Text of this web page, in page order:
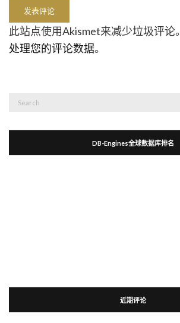
此站点使用Akismet来减少垃圾评论。
处理您的评论数据。
DB-Engines全球数据库排名
近期评论